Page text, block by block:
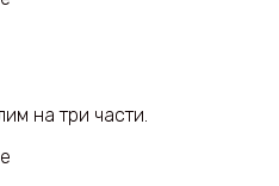
на три части.